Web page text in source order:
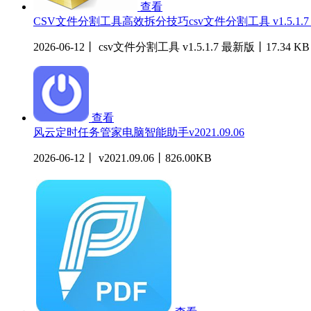
查看
CSV文件分割工具高效拆分技巧csv文件分割工具 v1.5.1.7
2026-06-12丨 csv文件分割工具 v1.5.1.7 最新版丨17.34 KB
查看
风云定时任务管家电脑智能助手v2021.09.06
2026-06-12丨 v2021.09.06丨826.00KB